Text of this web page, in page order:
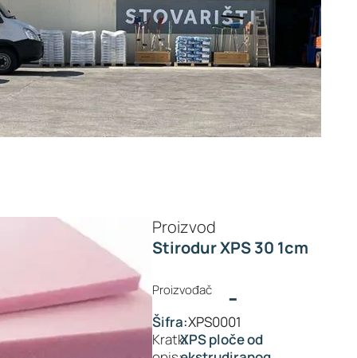
Proizvod
Stirodur XPS 30 1cm
Proizvođač -
Šifra:XPS0001
KratkiXPS ploče od